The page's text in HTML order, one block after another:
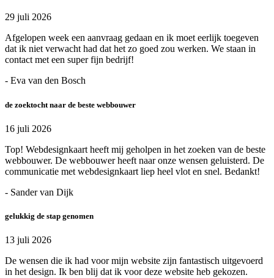
29 juli 2026
Afgelopen week een aanvraag gedaan en ik moet eerlijk toegeven
dat ik niet verwacht had dat het zo goed zou werken. We staan in
contact met een super fijn bedrijf!
- Eva van den Bosch
de zoektocht naar de beste webbouwer
16 juli 2026
Top! Webdesignkaart heeft mij geholpen in het zoeken van de beste
webbouwer. De webbouwer heeft naar onze wensen geluisterd. De
communicatie met webdesignkaart liep heel vlot en snel. Bedankt!
- Sander van Dijk
gelukkig de stap genomen
13 juli 2026
De wensen die ik had voor mijn website zijn fantastisch uitgevoerd
in het design. Ik ben blij dat ik voor deze website heb gekozen.